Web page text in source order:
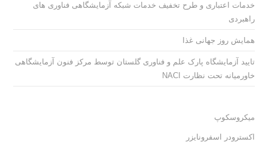
خدمات اعتباری و طرح تخفیف خدمات شبکه آزمایشگاهی فناوری های
راهبردی
همایش روز جهانی غذا
تایید آزمایشگاه پارک علم و فناوری گلستان توسط مرکز فنون آزمایشگاهی
خاورمیانه تحت نظارت NACI
میکروسکوپ
اکسترودر اسفرونایزر